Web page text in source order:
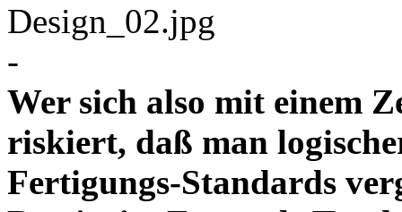
-
Wer sich also mit einem
riskiert, daß man
Fertigungs-Standards